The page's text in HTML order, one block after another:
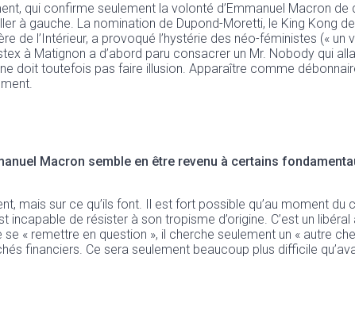
qui confirme seulement la volonté d’Emmanuel Macron
à gauche. La nomination de Dupond-Moretti, le King Kong
de l’Intérieur, a provoqué l’hystérie des néo-féministes («
à Matignon a d’abord paru consacrer un Mr. Nobody qui
doit toutefois pas faire illusion. Apparaître comme
Macron semble en être revenu à certains
mais sur ce qu’ils font. Il est fort possible qu’au moment
de résister à son tropisme d’origine. C’est un
« remettre en question », il cherche seulement un « autre
financiers. Ce sera seulement beaucoup plus difficile